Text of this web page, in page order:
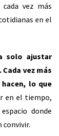
vez más
en el
solo ajustar
vez más
lo que
en el tiempo,
donde
convivir.